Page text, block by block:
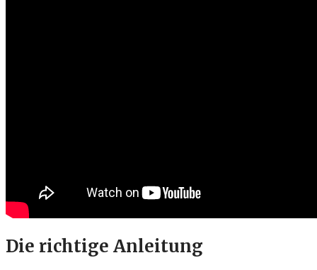
Die richtige Anleitung